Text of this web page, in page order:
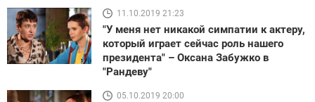
11.10.2019 21:23
"У меня нет никакой симпатии к актеру,
который играет сейчас роль нашего
президента" – Оксана Забужко в
"Рандеву"
05.10.2019 20:00